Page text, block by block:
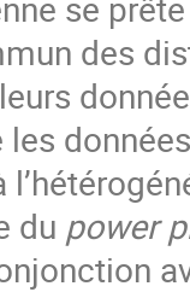
des
du power